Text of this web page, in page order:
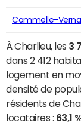
Commelle-
À Charlieu, les 3
dans 2 412
logement en
densité de
résidents de
locataires : 63,1